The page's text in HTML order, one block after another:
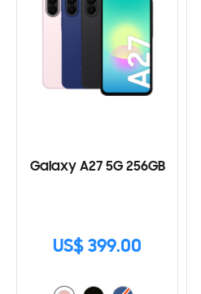
Galaxy A27 5G 256GB
US$ 399.00